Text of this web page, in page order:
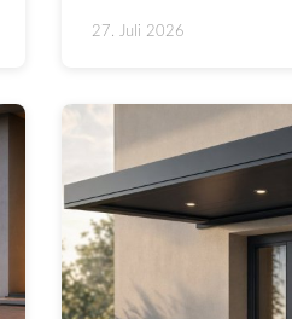
27. Juli 2026